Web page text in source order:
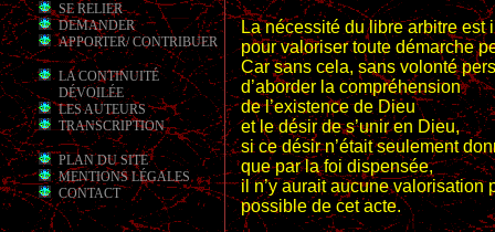
SE RELIER
DEMANDER
APPORTER/ CONTRIBUER
LA CONTINUITÉ
DÉVOILÉE
LES AUTEURS
TRANSCRIPTION
PLAN DU SITE
MENTIONS LÉGALES
CONTACT
La nécessité du libre arbitre est
pour valoriser toute démarche
Car sans cela, sans volonté
d’aborder la compréhension
de l’existence de Dieu
et le désir de s’unir en Dieu,
si ce désir n’était seulement
que par la foi dispensée,
il n’y aurait aucune valorisation
possible de cet acte.